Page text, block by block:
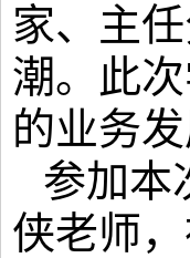
家、主
潮。此
的业务
参加本
侠老师